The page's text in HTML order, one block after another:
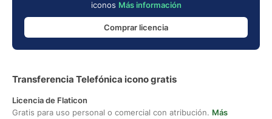
iconos Más información
Comprar licencia
Transferencia Telefónica icono gratis
Licencia de Flaticon
Gratis para uso personal o comercial con atribución. Más